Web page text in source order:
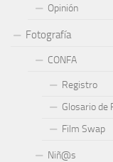
Opinión
Fotografía
CONFA
Registro
Glosario de
Film Swap
Niñ@s